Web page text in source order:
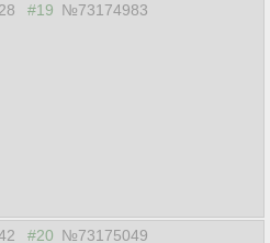
#19 №73174983
#20 №73175049